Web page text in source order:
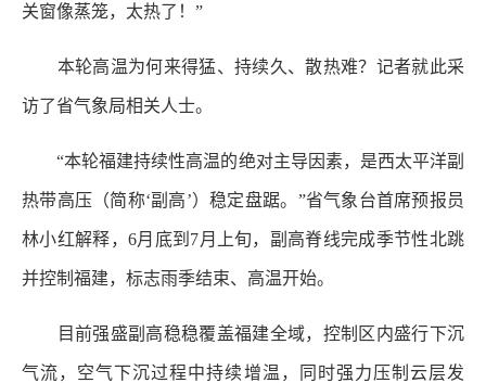
关窗像蒸笼，太热了！”
本轮高温为何来得猛、持续久、散热难？记者就此采
访了省气象局相关人士。
“本轮福建持续性高温的绝对主导因素，是西太平洋副
热带高压（简称‘副高’）稳定盘踞。”省气象台首席预报员
林小红解释，6月底到7月上旬，副高脊线完成季节性北跳
并控制福建，标志雨季结束、高温开始。
目前强盛副高稳稳覆盖福建全域，控制区内盛行下沉
气流，空气下沉过程中持续增温，同时强力压制云层发